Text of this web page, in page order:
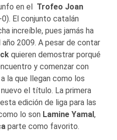
en el Trofeo Joan
El conjunto catalán
increíble, pues jamás ha
2009. A pesar de contar
quieren demostrar porqué
y comenzar con
la que llegan como los
el título. La primera
edición de liga para las
lo son Lamine Yamal,
parte como favorito.